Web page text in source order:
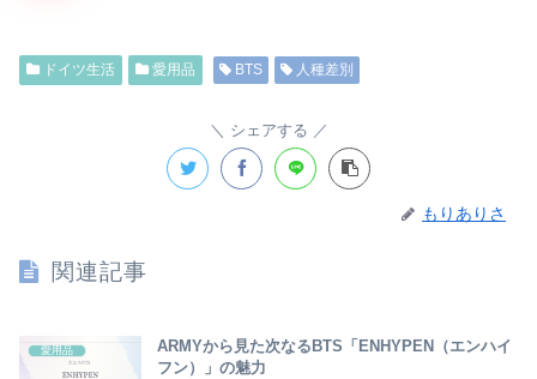
ドイツ生活 愛用品 BTS 人種差別
シェアする
もりありさ
関連記事
愛用品
ARMYから見た次なるBTS「ENHYPEN（エンハイ
フン）」の魅力